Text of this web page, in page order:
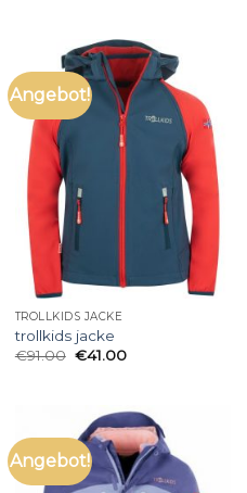
Angebot!
TROLLKIDS JACKE
trollkids jacke
€91.00 €41.00
Angebot!